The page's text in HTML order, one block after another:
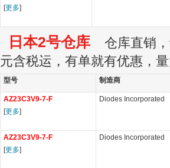
[更多]
日本2号仓库 仓库直销，
元含税运，有单就有优惠，
型号 制造商
AZ23C3V9-7-F
[更多]
Diodes Incorporated
AZ23C3V9-7-F
[更多]
Diodes Incorporated